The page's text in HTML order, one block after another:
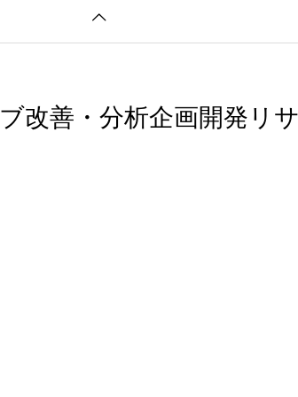
改善・分析企画開発リ